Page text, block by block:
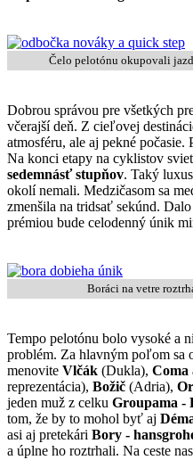
Čelo pelotónu okupovali
Dobrou správou pre všetkých
včerajší deň. Z cieľovej
atmosféru, ale aj pekné
Na konci etapy na cyklistov
sedemnásť stupňov. Taký
okolí nemali. Medzičasom sa
zmenšila na tridsať sekúnd.
prémiou bude celodenný únik
Boráci na vetre
Tempo pelotónu bolo vysoké a
problém. Za hlavným poľom sa
menovite Vlčák (Dukla), Coma
reprezentácia), Božič (Adria),
jeden muž z celku Groupama -
tom, že by to mohol byť aj
asi aj pretekári Bory -
a úplne ho roztrhali. Na ceste